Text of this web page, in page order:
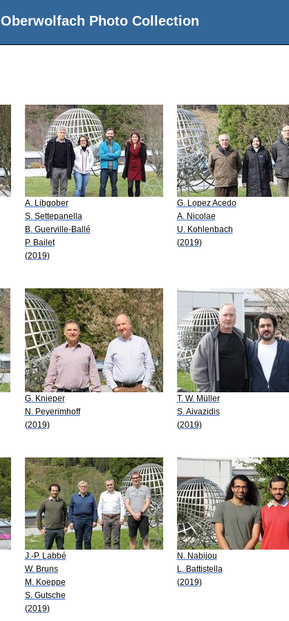
Oberwolfach Photo Collection
A. Libgober
S. Settepanella
B. Guerville-Ballé
P. Bailet
(2019)
G. Lopez Acedo
A. Nicolae
U. Kohlenbach
(2019)
G. Knieper
N. Peyerimhoff
(2019)
T. W. Müller
S. Aivazidis
(2019)
J.-P. Labbé
W. Bruns
M. Koeppe
S. Gutsche
(2019)
N. Nabijou
L. Battistella
(2019)